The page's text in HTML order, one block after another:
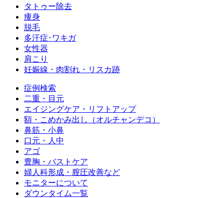
タトゥー除去
痩身
脱毛
多汗症･ワキガ
女性器
肩こり
妊娠線・肉割れ・リスカ跡
症例検索
二重・目元
エイジングケア・リフトアップ
額・こめかみ出し（オルチャンデコ）
鼻筋・小鼻
口元・人中
アゴ
豊胸・バストケア
婦人科形成・膣圧改善など
モニターについて
ダウンタイム一覧